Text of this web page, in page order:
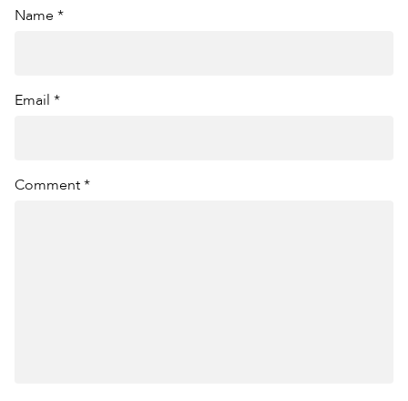
Name *
Email *
Comment *